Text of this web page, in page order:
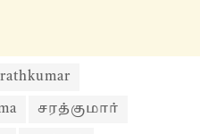
சரத்குமார்